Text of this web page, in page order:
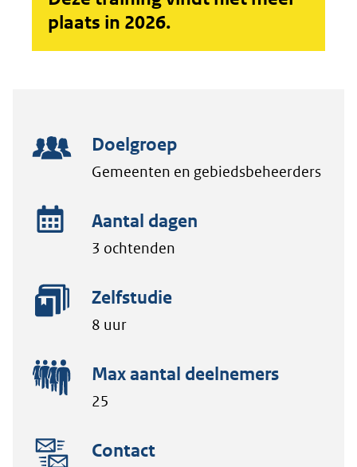
plaats in 2026.
Doelgroep
Gemeenten en gebiedsbeheerders
Aantal dagen
3 ochtenden
Zelfstudie
8 uur
Max aantal deelnemers
25
Contact